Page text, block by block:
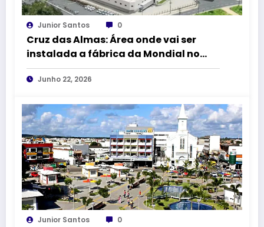
Junior Santos 0
Cruz das Almas: Área onde vai ser
instalada a fábrica da Mondial no
DICA II vai receber 1,5 km de
pavimentação asfáltica
Junho 22, 2026
Junior Santos 0